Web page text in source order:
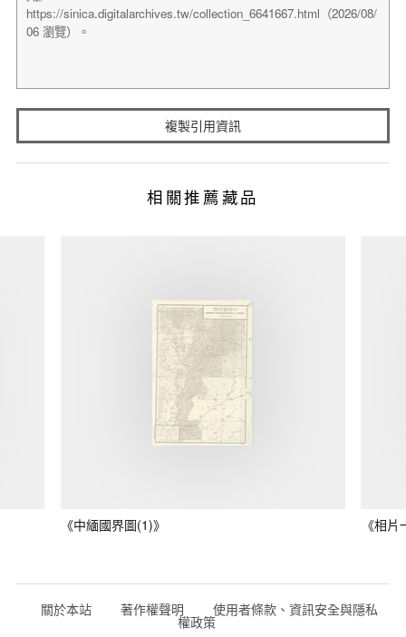
複製引用資訊
相關推薦藏品
《中緬國界圖(1)》 《相
關於本站 著作權聲明 使用者條款、資訊安全與隱私
權政策